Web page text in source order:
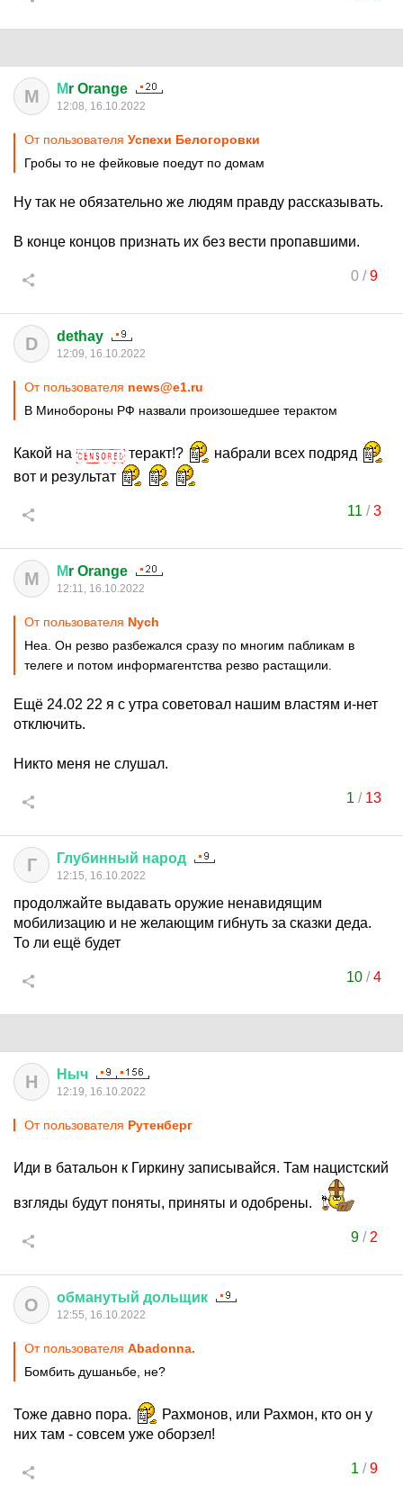
М Мr Orange
12:08, 16.10.2022
От пользователя Успехи Белогоровки
Гробы то не фейковые поедут по домам
Ну так не обязательно же людям правду рассказывать.
В конце концов признать их без вести пропавшими.
0/9
D dethay
12:09, 16.10.2022
От пользователя news@e1.ru
В Минобороны РФ назвали произошедшее терактом
Какой на теракт!?
набрали всех подряд
вот и результат
11 /3
М Мr Orange
12:11, 16.10.2022
От пользователя Nych
Неа. Он резво разбежался сразу по многим пабликам в
телеге и потом информагентства резво растащили.
Ещё 24.02 22 я с утра советовал нашим властям и-нет
отключить.
Никто меня не слушал.
1 / 13
Г Глубинный народ
12:15, 16.10.2022
продолжайте выдавать оружие ненавидящим
мобилизацию и не желающим гибнуть за сказки деда.
То ли ещё будет
10 /4
Н Ныч
12:19, 16.10.2022
От пользователя Рутенберг
Иди в батальон к Гиркину записывайся. Там нацистский
взгляды будут поняты, приняты и одобрены.
9/ 2
О обманутый дольщик
12:55, 16.10.2022
От пользователя Abadonnа.
Бомбить душаньбе, не?
Тоже давно пора.
Рахмонов, или Рахмон, кто он у
них там - совсем уже оборзел!
1 /9